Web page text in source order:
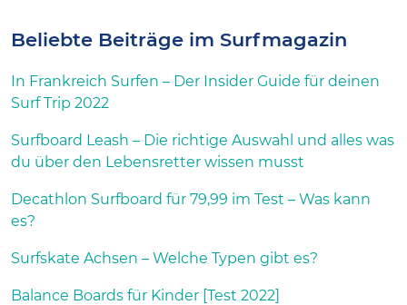
Beliebte Beiträge im Surfmagazin
In Frankreich Surfen – Der Insider Guide für deinen
Surf Trip 2022
Surfboard Leash – Die richtige Auswahl und alles was
du über den Lebensretter wissen musst
Decathlon Surfboard für 79,99 im Test – Was kann
es?
Surfskate Achsen – Welche Typen gibt es?
Balance Boards für Kinder [Test 2022]